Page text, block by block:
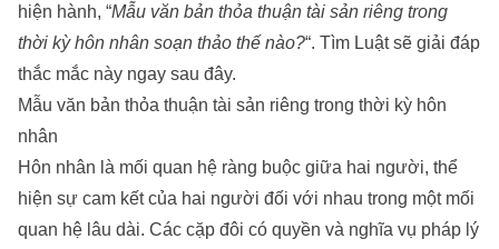
hiện hành, “Mẫu văn bản thỏa thuận tài sản riêng trong
thời kỳ hôn nhân soạn thảo thế nào?“. Tìm Luậtsẽ giải đáp
thắc mắc này ngay sau đây.
Mẫu văn bản thỏa thuận tài sản riêng trong thời kỳ hôn
nhân
Hôn nhân là mối quan hệ ràng buộc giữa hai người, thể
hiện sự cam kết của hai người đối với nhau trong một mối
quan hệ lâu dài. Các cặp đôi có quyền và nghĩa vụ pháp lý